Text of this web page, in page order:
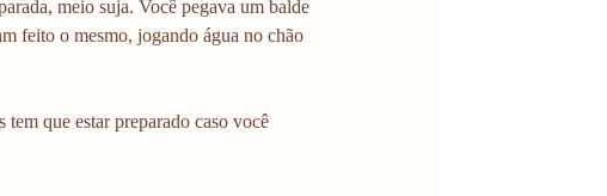
meio suja. Você pegava um balde
feito o mesmo, jogando água no chão
tem que estar preparado caso você